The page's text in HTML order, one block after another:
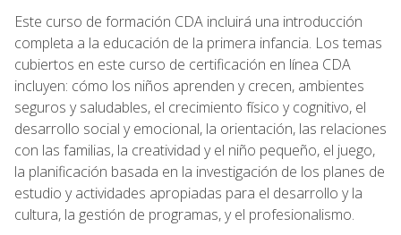
Este curso de formación CDA incluirá una introducción
completa a la educación de la primera infancia. Los temas
cubiertos en este curso de certificación en línea CDA
incluyen: cómo los niños aprenden y crecen, ambientes
seguros y saludables, el crecimiento físico y cognitivo, el
desarrollo social y emocional, la orientación, las relaciones
con las familias, la creatividad y el niño pequeño, el juego,
la planificación basada en la investigación de los planes de
estudio y actividades apropiadas para el desarrollo y la
cultura, la gestión de programas, y el profesionalismo.